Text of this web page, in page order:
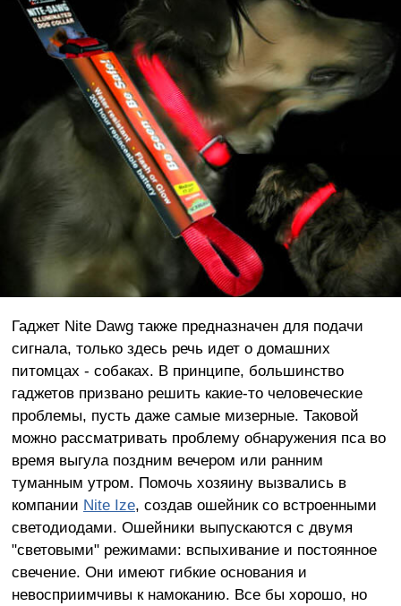
Гаджет Nite Dawg также предназначен для подачи
сигнала, только здесь речь идет о домашних
питомцах - собаках. В принципе, большинство
гаджетов призвано решить какие-то человеческие
проблемы, пусть даже самые мизерные. Таковой
можно рассматривать проблему обнаружения пса во
время выгула поздним вечером или ранним
туманным утром. Помочь хозяину вызвались в
компании Nite Ize, создав ошейник со встроенными
светодиодами. Ошейники выпускаются с двумя
"световыми" режимами: вспыхивание и постоянное
свечение. Они имеют гибкие основания и
невосприимчивы к намоканию. Все бы хорошо, но